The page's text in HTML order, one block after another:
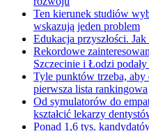
Ten kierunek studiów
wskazują jeden problem
Edukacja przyszłości.
Rekordowe
Szczecinie i Łodzi
Tyle punktów trzeba, aby
pierwsza lista rankingowa
Od symulatorów do
kształcić lekarzy
Ponad 1,6 tys.